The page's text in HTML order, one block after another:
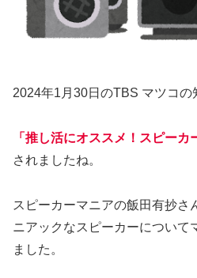
2024年1月30日のTBS マツコの
「推し活にオススメ！スピーカ
されましたね。
スピーカーマニアの飯田有抄さ
ニアックなスピーカーについて
ました。